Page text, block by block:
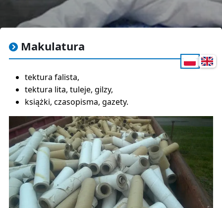
Makulatura
tektura falista,
tektura lita, tuleje, gilzy,
książki, czasopisma, gazety.